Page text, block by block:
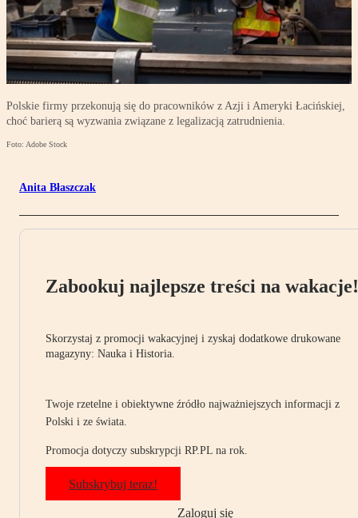
Polskie firmy przekonują się do pracowników z Azji i Ameryki Łacińskiej,
choć barierą są wyzwania związane z legalizacją zatrudnienia.
Foto: Adobe Stock
Anita Błaszczak
Zabookuj najlepsze treści na wakacje!
Skorzystaj z promocji wakacyjnej i zyskaj dodatkowe drukowane
magazyny: Nauka i Historia.
Twoje rzetelne i obiektywne źródło najważniejszych informacji z
Polski i ze świata.
Promocja dotyczy subskrypcji RP.PL na rok.
Subskrybuj teraz!
Zaloguj się